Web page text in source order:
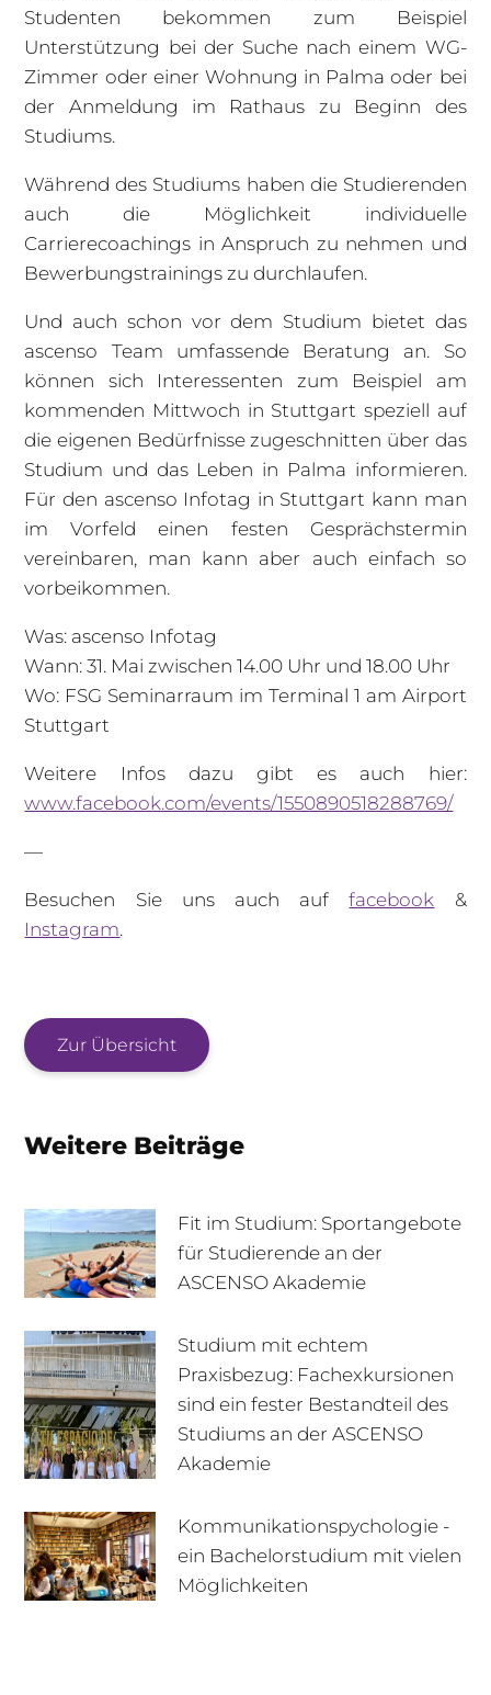
+49 170 222 77 66 Infotage
Studenten bekommen zum Beispiel
Unterstützung bei der Suche nach einem WG-
Zimmer oder einer Wohnung in Palma oder bei
der Anmeldung im Rathaus zu Beginn des
Studiums.
Während des Studiums haben die Studierenden
auch die Möglichkeit individuelle
Carrierecoachings in Anspruch zu nehmen und
Bewerbungstrainings zu durchlaufen.
Und auch schon vor dem Studium bietet das
ascenso Team umfassende Beratung an. So
können sich Interessenten zum Beispiel am
kommenden Mittwoch in Stuttgart speziell auf
die eigenen Bedürfnisse zugeschnitten über das
Studium und das Leben in Palma informieren.
Für den ascenso Infotag in Stuttgart kann man
im Vorfeld einen festen Gesprächstermin
vereinbaren, man kann aber auch einfach so
vorbeikommen.
Was: ascenso Infotag
Wann: 31. Mai zwischen 14.00 Uhr und 18.00 Uhr
Wo: FSG Seminarraum im Terminal 1 am Airport
Stuttgart
Weitere Infos dazu gibt es auch hier:
www.facebook.com/events/1550890518288769/
—
Besuchen Sie uns auch auffacebook &
Instagram.
Zur Übersicht
Weitere Beiträge
Fit im Studium: Sportangebote
für Studierende an der
ASCENSO Akademie
Studium mit echtem
Praxisbezug: Fachexkursionen
sind ein fester Bestandteil des
Studiums an der ASCENSO
Akademie
Kommunikationspychologie -
ein Bachelorstudium mit vielen
Möglichkeiten